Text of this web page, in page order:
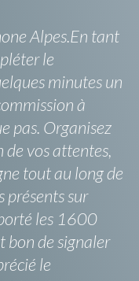
Alpes.En tant
le
minutes un
à
pas. Organisez
vos attentes,
tout au long de
présents sur
les 1600
bon de signaler
le